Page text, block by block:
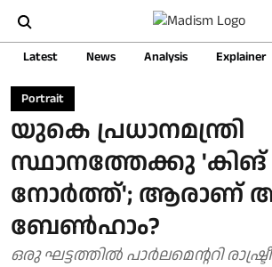
Latest News Analysis Explainer
Portrait
യുകെ പ്രധാനമന്ത്രി
സ്ഥാനത്തേക്കു 'കിങ്
നോര്‍ത്ത്'; ആരാണ്
ബേണ്‍ഹാം?
ഒരു ഘട്ടത്തില്‍ പാര്‍ലമെന്ററി